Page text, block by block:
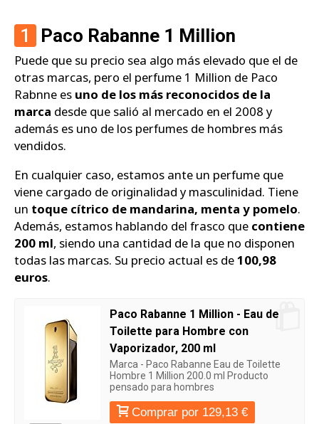
1 Paco Rabanne 1 Million
Puede que su precio sea algo más elevado que el de
otras marcas, pero el perfume 1 Million de Paco
Rabnne es uno de los más reconocidos de la
marca desde que salió al mercado en el 2008 y
además es uno de los perfumes de hombres más
vendidos.
En cualquier caso, estamos ante un perfume que
viene cargado de originalidad y masculinidad. Tiene
un toque cítrico de mandarina, menta y pomelo.
Además, estamos hablando del frasco que contiene
200 ml, siendo una cantidad de la que no disponen
todas las marcas. Su precio actual es de100,98
euros.
Paco Rabanne 1 Million - Eau de
Toilette para Hombre con
Vaporizador, 200 ml
Marca - Paco Rabanne Eau de Toilette
Hombre 1 Million 200.0 ml Producto
pensado para hombres
Comprar por 129,13 €